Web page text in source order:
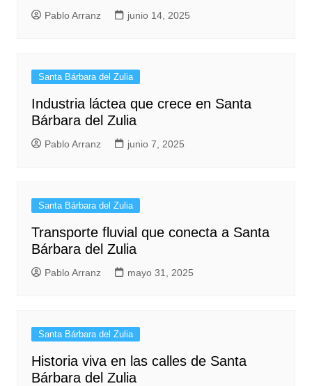
Pablo Arranz junio 14, 2025
Santa Bárbara del Zulia
Industria láctea que crece en Santa
Bárbara del Zulia
Pablo Arranz junio 7, 2025
Santa Bárbara del Zulia
Transporte fluvial que conecta a Santa
Bárbara del Zulia
Pablo Arranz mayo 31, 2025
Santa Bárbara del Zulia
Historia viva en las calles de Santa
Bárbara del Zulia